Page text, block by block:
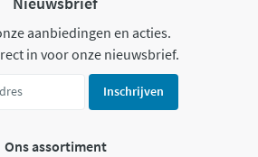
aanbiedingen en acties.
in voor onze nieuwsbrief.
Inschrijven
Ons assortiment